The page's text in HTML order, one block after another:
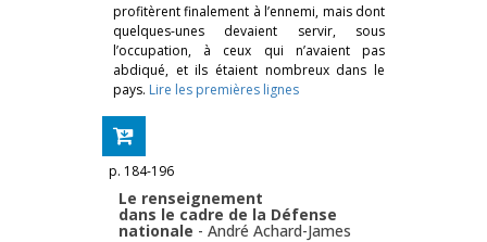
profitèrent finalement à l’ennemi, mais dont
quelques-unes devaient servir, sous
l’occupation, à ceux qui n’avaient pas
abdiqué, et ils étaient nombreux dans le
pays. Lire les premières lignes
p. 184-196
Le renseignement
dans le cadre de la Défense
nationale - André Achard-James